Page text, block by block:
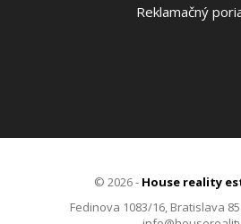
Reklamačný
© 2026 - House reality
Fedinova 1083/16, Bratislava